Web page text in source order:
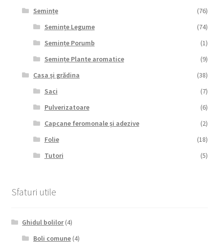
Semințe
(76)
Semințe Legume
(74)
Semințe Porumb
(1)
Semințe Plante aromatice
(9)
Casa și grădina
(38)
Saci
(7)
Pulverizatoare
(6)
Capcane feromonale și adezive
(2)
Folie
(18)
Tutori
(5)
Sfaturi utile
Ghidul bolilor(4)
Boli comune(4)